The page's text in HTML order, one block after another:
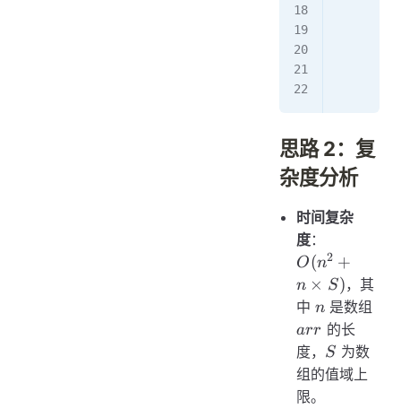
思路 2：复
杂度分析
时间复杂
度：
+ n
\times
S)
O(n2 +
n × S)，其
中n
n 是数组
arr 的长
度， S
S 为数
组的值域上
限。